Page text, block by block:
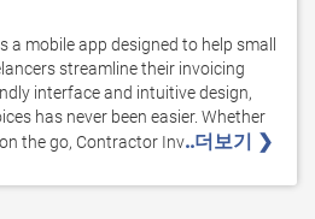
mobile app designed to help small
streamline their invoicing
interface and intuitive design,
has never been easier. Whether
the go, Contractor Inv..더보기 ❯